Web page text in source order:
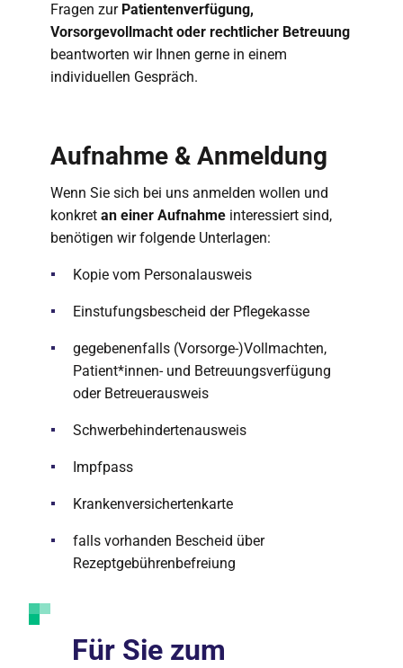
Fragen zurPatientenverfügung,
Vorsorgevollmacht oder rechtlicher Betreuung
beantworten wir Ihnen gerne in einem
individuellen Gespräch.
Aufnahme & Anmeldung
Wenn Sie sich bei uns anmelden wollen und
konkret an einer Aufnahme interessiert sind,
benötigen wir folgende Unterlagen:
Kopie vom Personalausweis
Einstufungsbescheid der Pflegekasse
gegebenenfalls (Vorsorge-)Vollmachten,
Patient*innen- und Betreuungsverfügung
oder Betreuerausweis
Schwerbehindertenausweis
Impfpass
Krankenversichertenkarte
falls vorhanden Bescheid über
Rezeptgebührenbefreiung
Für Sie zum